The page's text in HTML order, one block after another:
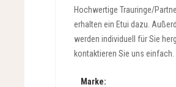
Hochwertige Trauringe/
erhalten ein Etui dazu.
werden individuell für Sie
kontaktieren Sie uns einfach.
Marke: